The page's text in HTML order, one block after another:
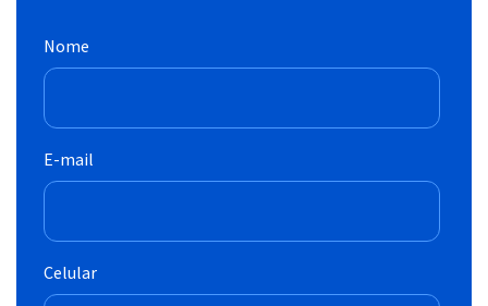
Nome
E-mail
Celular